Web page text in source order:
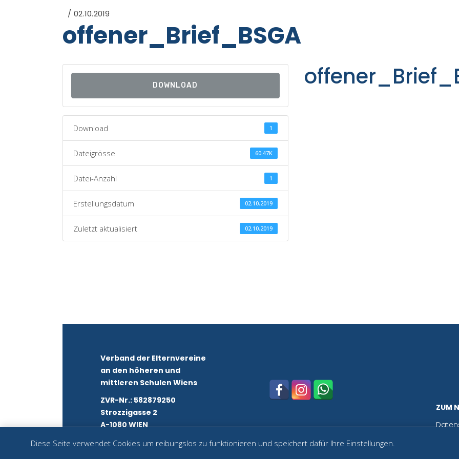
02.10.2019
offener_Brief_BSGA
DOWNLOAD
Download 1
Dateigrösse 60.47K
Datei-Anzahl 1
Erstellungsdatum 02.10.2019
Zuletzt aktualisiert 02.10.2019
Verband der Elternvereine
an den höheren und
mittleren Schulen Wiens
ZVR-Nr.: 582879250
Strozzigasse 2
A-1080 WIEN
ZUM
Diese Seite verwendet Cookies um reibungslos zu funktionieren und speichert dafür Ihre Einstellungen.